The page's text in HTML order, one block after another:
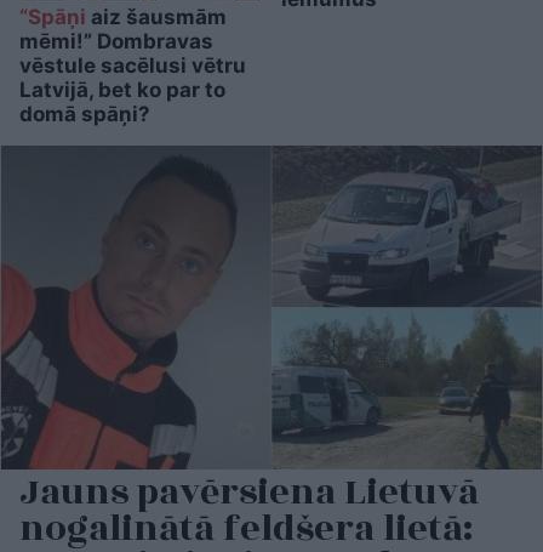
“Spāņi aiz šausmām
mēmi!” Dombravas
vēstule sacēlusi vētru
Latvijā, bet ko par to
domā spāņi?
Jauns pavērsiena Lietuvā
nogalinātā feldšera lietā: